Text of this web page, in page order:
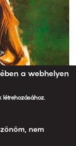
a webhelyen
létrehozásához.
nem